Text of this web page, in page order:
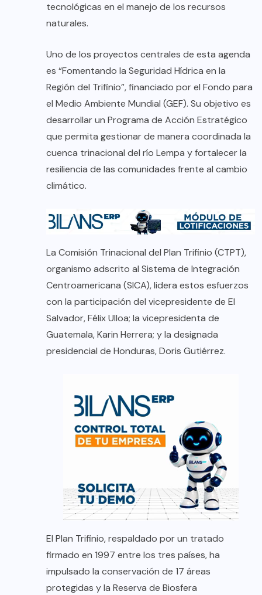
tecnológicas en el manejo de los recursos
naturales.
Uno de los proyectos centrales de esta agenda
es “Fomentando la Seguridad Hídrica en la
Región del Trifinio”, financiado por el Fondo para
el Medio Ambiente Mundial (GEF). Su objetivo es
desarrollar un Programa de Acción Estratégico
que permita gestionar de manera coordinada la
cuenca trinacional del río Lempa y fortalecer la
resiliencia de las comunidades frente al cambio
climático.
La Comisión Trinacional del Plan Trifinio (CTPT),
organismo adscrito al Sistema de Integración
Centroamericana (SICA), lidera estos esfuerzos
con la participación del vicepresidente de El
Salvador, Félix Ulloa; la vicepresidenta de
Guatemala, Karin Herrera; y la designada
presidencial de Honduras, Doris Gutiérrez.
El Plan Trifinio, respaldado por un tratado
firmado en 1997 entre los tres países, ha
impulsado la conservación de 17 áreas
protegidas y la Reserva de Biosfera